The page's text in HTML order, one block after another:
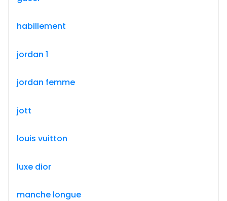
habillement
jordan 1
jordan femme
jott
louis vuitton
luxe dior
manche longue